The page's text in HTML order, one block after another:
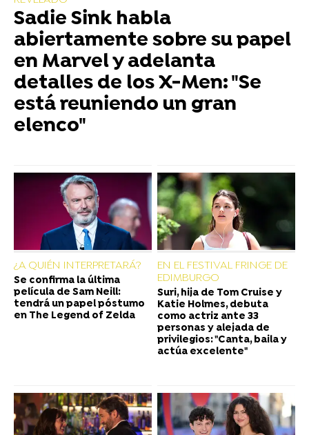
Sadie Sink habla
abiertamente sobre su papel
en Marvel y adelanta
detalles de los X-Men: "Se
está reuniendo un gran
elenco"
¿A QUIÉN INTERPRETARÁ?
Se confirma la última
película de Sam Neill:
tendrá un papel póstumo
en The Legend of Zelda
EN EL FESTIVAL FRINGE DE
EDIMBURGO
Suri, hija de Tom Cruise y
Katie Holmes, debuta
como actriz ante 33
personas y alejada de
privilegios: "Canta, baila y
actúa excelente"